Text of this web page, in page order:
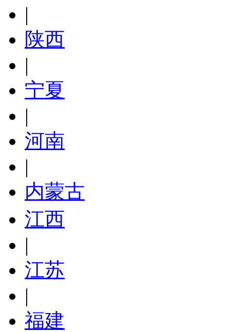
|
陕西
|
宁夏
|
河南
|
内蒙古
江西
|
江苏
|
福建